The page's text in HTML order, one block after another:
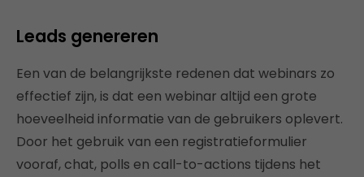
Leads genereren
Een van de belangrijkste redenen dat webinars zo
effectief zijn, is dat een webinar altijd een grote
hoeveelheid informatie van de gebruikers oplevert.
Door het gebruik van een registratieformulier
vooraf, chat, polls en call-to-actions tijdens het